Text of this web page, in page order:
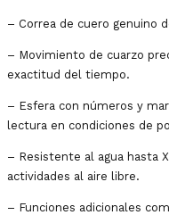
– Correa de cuero genuino
– Movimiento de cuarzo
exactitud del tiempo.
– Esfera con números y
lectura en condiciones de
– Resistente al agua hasta
actividades al aire libre.
– Funciones adicionales